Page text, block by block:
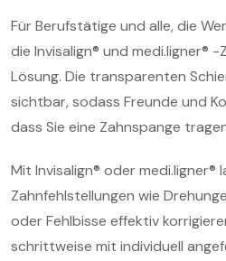
Für Berufstätige und alle, die
die Invisalign® und medi.ligner®
Lösung. Die transparenten
sichtbar, sodass Freunde und
dass Sie eine Zahnspange
Mit Invisalign® oder medi.ligner®
Zahnfehlstellungen wie
oder Fehlbisse effektiv
schrittweise mit individuell